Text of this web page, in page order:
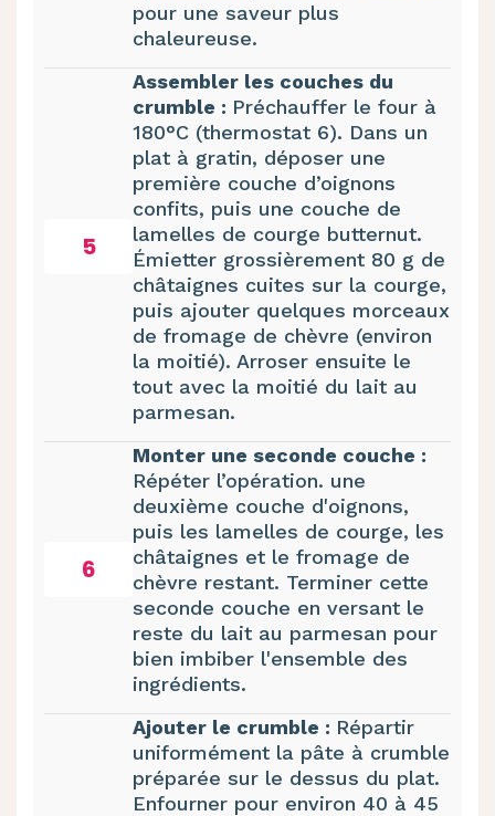
pour une saveur plus
chaleureuse.
5
Assembler les couches du
crumble : Préchauffer le four à
180°C (thermostat 6). Dans un
plat à gratin, déposer une
première couche d’oignons
confits, puis une couche de
lamelles de courge butternut.
Émietter grossièrement 80 g de
châtaignes cuites sur la courge,
puis ajouter quelques morceaux
de fromage de chèvre (environ
la moitié). Arroser ensuite le
tout avec la moitié du lait au
parmesan.
6
Monter une seconde couche :
Répéter l’opération. une
deuxième couche d'oignons,
puis les lamelles de courge, les
châtaignes et le fromage de
chèvre restant. Terminer cette
seconde couche en versant le
reste du lait au parmesan pour
bien imbiber l'ensemble des
ingrédients.
Ajouter le crumble : Répartir
uniformément la pâte à crumble
préparée sur le dessus du plat.
Enfourner pour environ 40 à 45